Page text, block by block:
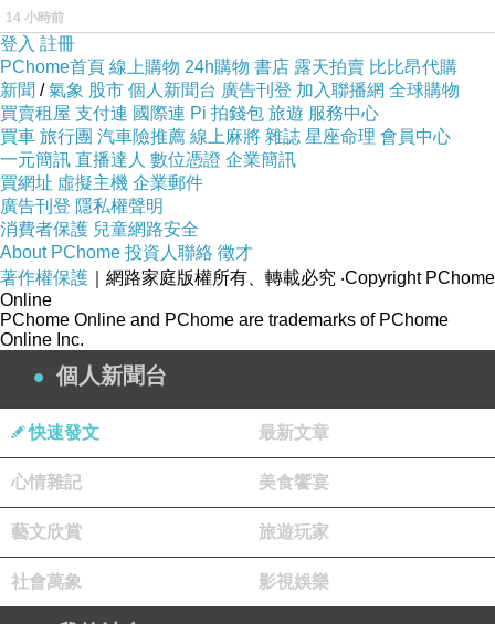
14 小時前
登入 註冊
PChome首頁 線上購物 24h購物 書店 露天拍賣 比比昂代購
新聞 /氣象 股市 個人新聞台 廣告刊登 加入聯播網 全球購物
買賣租屋 支付連 國際連 Pi 拍錢包 旅遊 服務中心
買車 旅行團 汽車險推薦 線上麻將 雜誌 星座命理 會員中心
一元簡訊 直播達人 數位憑證 企業簡訊
買網址 虛擬主機 企業郵件
廣告刊登 隱私權聲明
消費者保護 兒童網路安全
About PChome 投資人聯絡 徵才
著作權保護 ｜網路家庭版權所有、轉載必究 ‧Copyright PChome
Online
PChome Online and PChome are trademarks of PChome
Online Inc.
個人新聞台
快速發文 最新文章
心情雜記 美食饗宴
藝文欣賞 旅遊玩家
社會萬象 影視娛樂